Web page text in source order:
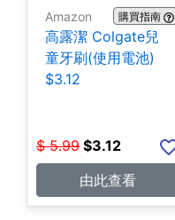
Amazon 購買指南
高露潔 Colgate兒
童牙刷(使用電池)
$3.12
$ 5.99 $3.12
由此查看